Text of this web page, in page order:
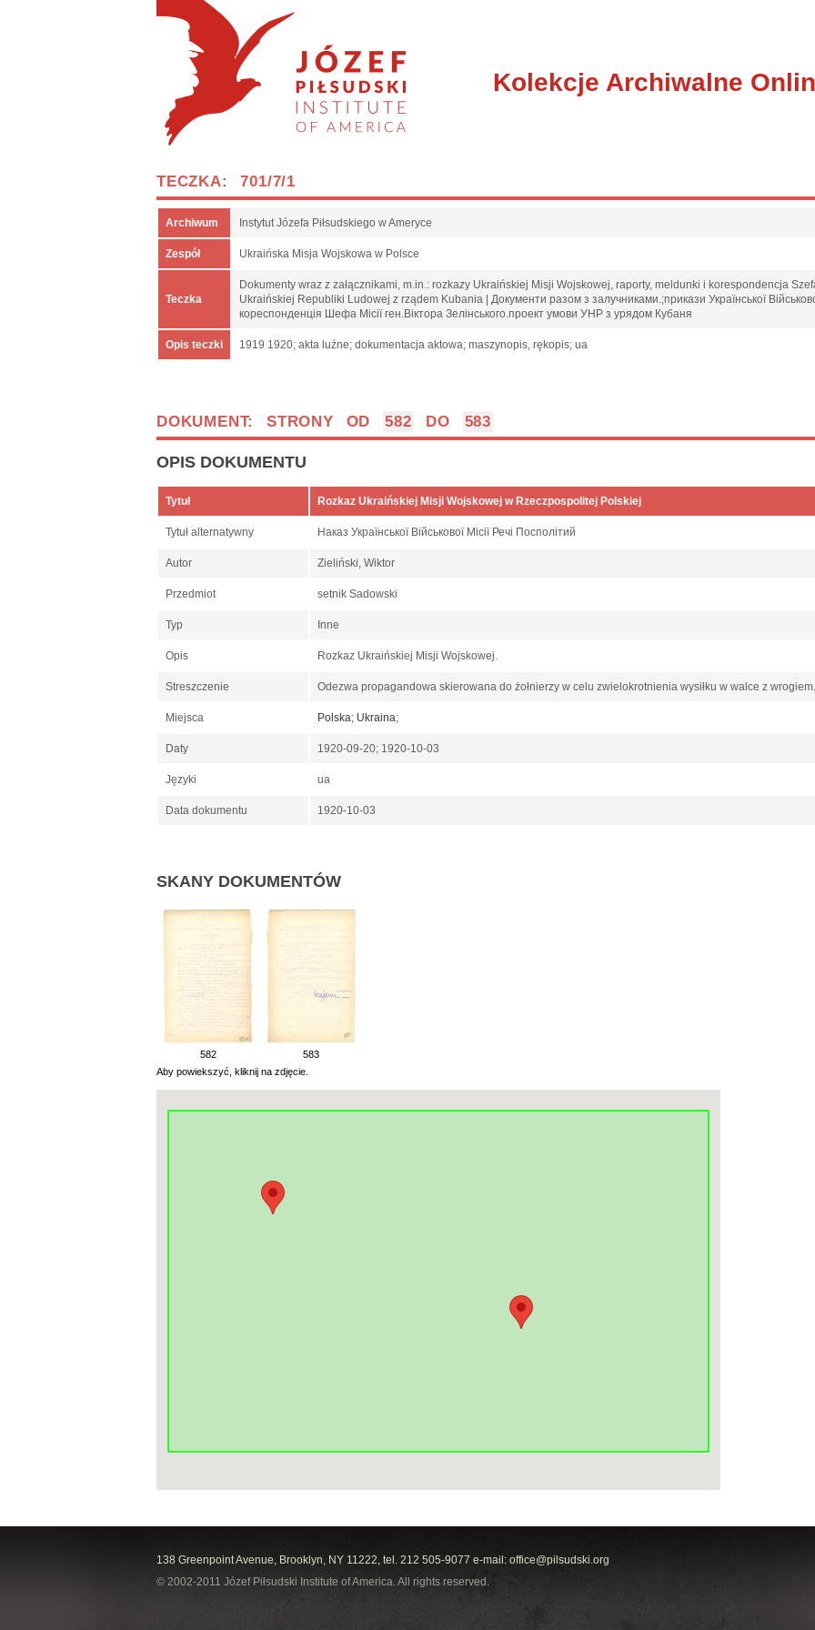
Kolekcje Archiwalne
TECZKA: 701/7/1
Archiwum Instytut Józefa Piłsudskiego w Ameryce
Zespół Ukraińska Misja Wojskowa w Polsce
Teczka
Dokumenty wraz z załącznikami, m.in.: rozkazy Ukraińskiej Misji Wojskowej, raporty, meldunki i korespondencja
Ukraińskiej Republiki Ludowej z rządem Kubania | Документи разом з залучниками.;прикази Української
кореспонденція Шефа Місії ген.Віктора Зелінського.проект умови УНР з урядом Кубаня
Opis teczki 1919 1920; akta luźne; dokumentacja aktowa; maszynopis, rękopis; ua
DOKUMENT: STRONY OD 582 DO 583
OPIS DOKUMENTU
Tytuł Rozkaz Ukraińskiej Misji Wojskowej w Rzeczpospolitej Polskiej
Tytuł alternatywny Наказ Української Військової Місії Речі Посполітий
Autor Zieliński, Wiktor
Przedmiot setnik Sadowski
Typ Inne
Opis Rozkaz Ukraińskiej Misji Wojskowej.
Streszczenie Odezwa propagandowa skierowana do żołnierzy w celu zwielokrotnienia wysiłku w walce z
Miejsca Polska; Ukraina;
Daty 1920-09-20; 1920-10-03
Języki ua
Data dokumentu 1920-10-03
SKANY DOKUMENTÓW
582
583
Aby powiekszyć, kliknij na zdjęcie.
138 Greenpoint Avenue, Brooklyn, NY 11222, tel. 212 505-9077 e-mail: office@pilsudski.org
© 2002-2011 Józef Piłsudski Institute of America. All rights reserved.